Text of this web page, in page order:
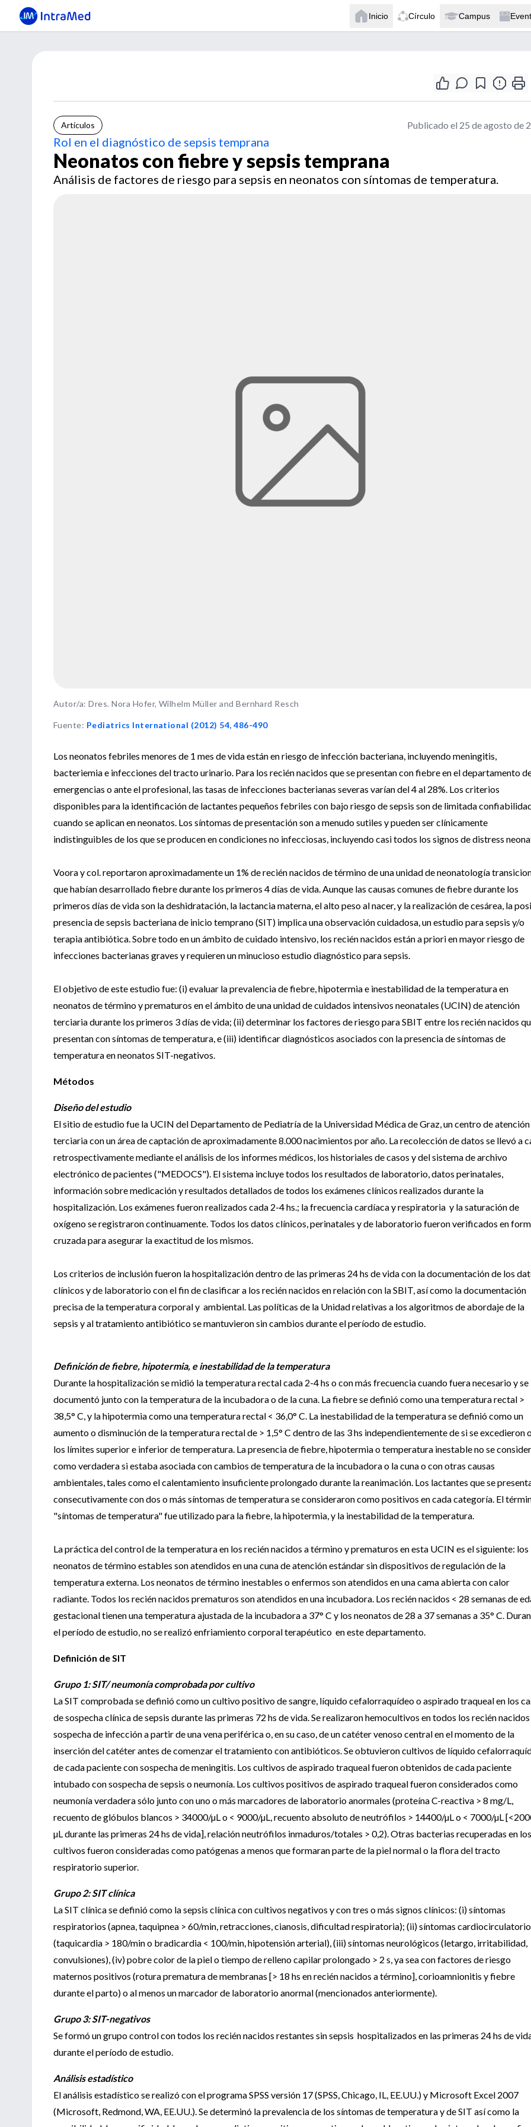
Inicio Círculo Campus
Artículos Publicado el 25 de agosto de
Rol en el diagnóstico de sepsis temprana
Neonatos con fiebre y sepsis temprana
Análisis de factores de riesgo para sepsis en neonatos con síntomas de temperatura.
Autor/a: Dres. Nora Hofer, Wilhelm Müller and Bernhard Resch
Fuente: Pediatrics International (2012) 54, 486-490
Los neonatos febriles menores de 1 mes de vida están en riesgo de infección bacteriana, incluyendo meningitis,
bacteriemia e infecciones del tracto urinario. Para los recién nacidos que se presentan con fiebre en el departamento
emergencias o ante el profesional, las tasas de infecciones bacterianas severas varían del 4 al 28%. Los criterios
disponibles para la identificación de lactantes pequeños febriles con bajo riesgo de sepsis son de limitada
cuando se aplican en neonatos. Los síntomas de presentación son a menudo sutiles y pueden ser clínicamente
indistinguibles de los que se producen en condiciones no infecciosas, incluyendo casi todos los signos de distress
Voora y col. reportaron aproximadamente un 1% de recién nacidos de término de una unidad de neonatología
que habían desarrollado fiebre durante los primeros 4 días de vida. Aunque las causas comunes de fiebre durante los
primeros días de vida son la deshidratación, la lactancia materna, el alto peso al nacer, y la realización de cesárea, la
presencia de sepsis bacteriana de inicio temprano (SIT) implica una observación cuidadosa, un estudio para sepsis y/o
terapia antibiótica. Sobre todo en un ámbito de cuidado intensivo, los recién nacidos están a priori en mayor riesgo de
infecciones bacterianas graves y requieren un minucioso estudio diagnóstico para sepsis.
El objetivo de este estudio fue: (i) evaluar la prevalencia de fiebre, hipotermia e inestabilidad de la temperatura en
neonatos de término y prematuros en el ámbito de una unidad de cuidados intensivos neonatales (UCIN) de atención
terciaria durante los primeros 3 días de vida; (ii) determinar los factores de riesgo para SBIT entre los recién nacidos
presentan con síntomas de temperatura, e (iii) identificar diagnósticos asociados con la presencia de síntomas de
temperatura en neonatos SIT-negativos.
Métodos
Diseño del estudio
El sitio de estudio fue la UCIN del Departamento de Pediatría de la Universidad Médica de Graz, un centro de atención
terciaria con un área de captación de aproximadamente 8.000 nacimientos por año. La recolección de datos se llevó a
retrospectivamente mediante el análisis de los informes médicos, los historiales de casos y del sistema de archivo
electrónico de pacientes ("MEDOCS"). El sistema incluye todos los resultados de laboratorio, datos perinatales,
información sobre medicación y resultados detallados de todos los exámenes clínicos realizados durante la
hospitalización. Los exámenes fueron realizados cada 2-4 hs.; la frecuencia cardíaca y respiratoria y la saturación de
oxígeno se registraron continuamente. Todos los datos clínicos, perinatales y de laboratorio fueron verificados en
cruzada para asegurar la exactitud de los mismos.
Los criterios de inclusión fueron la hospitalización dentro de las primeras 24 hs de vida con la documentación de los
clínicos y de laboratorio con el fin de clasificar a los recién nacidos en relación con la SBIT, así como la documentación
precisa de la temperatura corporal y ambiental. Las políticas de la Unidad relativas a los algoritmos de abordaje de la
sepsis y al tratamiento antibiótico se mantuvieron sin cambios durante el período de estudio.
Definición de fiebre, hipotermia, e inestabilidad de la temperatura
Durante la hospitalización se midió la temperatura rectal cada 2-4 hs o con más frecuencia cuando fuera necesario y se
documentó junto con la temperatura de la incubadora o de la cuna. La fiebre se definió como una temperatura rectal >
38,5° C, y la hipotermia como una temperatura rectal < 36,0° C. La inestabilidad de la temperatura se definió como un
aumento o disminución de la temperatura rectal de > 1,5° C dentro de las 3 hs independientemente de si se excedieron
los límites superior e inferior de temperatura. La presencia de fiebre, hipotermia o temperatura inestable no se
como verdadera si estaba asociada con cambios de temperatura de la incubadora o la cuna o con otras causas
ambientales, tales como el calentamiento insuficiente prolongado durante la reanimación. Los lactantes que se
consecutivamente con dos o más síntomas de temperatura se consideraron como positivos en cada categoría. El
"síntomas de temperatura" fue utilizado para la fiebre, la hipotermia, y la inestabilidad de la temperatura.
La práctica del control de la temperatura en los recién nacidos a término y prematuros en esta UCIN es el siguiente: los
neonatos de término estables son atendidos en una cuna de atención estándar sin dispositivos de regulación de la
temperatura externa. Los neonatos de término inestables o enfermos son atendidos en una cama abierta con calor
radiante. Todos los recién nacidos prematuros son atendidos en una incubadora. Los recién nacidos < 28 semanas de
gestacional tienen una temperatura ajustada de la incubadora a 37° C y los neonatos de 28 a 37 semanas a 35° C.
el período de estudio, no se realizó enfriamiento corporal terapéutico en este departamento.
Definición de SIT
Grupo 1: SIT/ neumonía comprobada por cultivo
La SIT comprobada se definió como un cultivo positivo de sangre, líquido cefalorraquídeo o aspirado traqueal en los
de sospecha clínica de sepsis durante las primeras 72 hs de vida. Se realizaron hemocultivos en todos los recién
sospecha de infección a partir de una vena periférica o, en su caso, de un catéter venoso central en el momento de la
inserción del catéter antes de comenzar el tratamiento con antibióticos. Se obtuvieron cultivos de líquido
de cada paciente con sospecha de meningitis. Los cultivos de aspirado traqueal fueron obtenidos de cada paciente
intubado con sospecha de sepsis o neumonía. Los cultivos positivos de aspirado traqueal fueron considerados como
neumonía verdadera sólo junto con uno o más marcadores de laboratorio anormales (proteína C-reactiva > 8 mg/L,
recuento de glóbulos blancos > 34000/µL o < 9000/µL, recuento absoluto de neutrófilos > 14400/µL o < 7000/µL
µL durante las primeras 24 hs de vida], relación neutrófilos inmaduros/totales > 0,2). Otras bacterias recuperadas en los
cultivos fueron consideradas como patógenas a menos que formaran parte de la piel normal o la flora del tracto
respiratorio superior.
Grupo 2: SIT clínica
La SIT clínica se definió como la sepsis clínica con cultivos negativos y con tres o más signos clínicos: (i) síntomas
respiratorios (apnea, taquipnea > 60/min, retracciones, cianosis, dificultad respiratoria); (ii) síntomas
(taquicardia > 180/min o bradicardia < 100/min, hipotensión arterial), (iii) síntomas neurológicos (letargo, irritabilidad,
convulsiones), (iv) pobre color de la piel o tiempo de relleno capilar prolongado > 2 s, ya sea con factores de riesgo
maternos positivos (rotura prematura de membranas [> 18 hs en recién nacidos a término], corioamnionitis y fiebre
durante el parto) o al menos un marcador de laboratorio anormal (mencionados anteriormente).
Grupo 3: SIT-negativos
Se formó un grupo control con todos los recién nacidos restantes sin sepsis hospitalizados en las primeras 24 hs de
durante el período de estudio.
Análisis estadístico
El análisis estadístico se realizó con el programa SPSS versión 17 (SPSS, Chicago, IL, EE.UU.) y Microsoft Excel 2007
(Microsoft, Redmond, WA, EE.UU.). Se determinó la prevalencia de los síntomas de temperatura y de SIT así como la